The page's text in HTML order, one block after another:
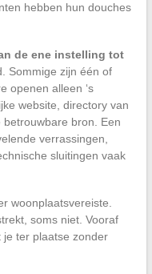
hebben hun douches
de ene instelling tot
Sommige zijn één of
openen alleen ‘s
website, directory van
bron. Een
verrassingen,
sluitingen vaak
woonplaatsvereiste.
soms niet. Vooraf
ter plaatse zonder